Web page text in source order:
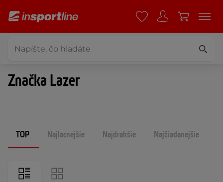
Značka Lazer
TOP Najlacnejšie Najdrahšie Najžiadanejšie